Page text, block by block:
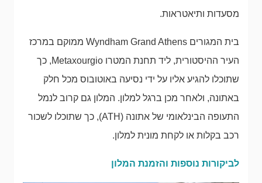
מסעדות ותיאטראות.
בית המגורים Wyndham Grand Athens ממוקם במרכז
העיר ההיסטורית, ליד תחנת המטרו Metaxourgio, כך
שתוכלו להגיע אליו על ידי נסיעה באוטובוס מכל חלק
באתונה, ולאחר מכן ברגל למלון. המלון גם קרוב לנמל
התעופה הבינלאומי של אתונה (ATH), כך שתוכלו לשכור
רכב בקלות או לקחת מונית למלון.
לביקורות נוספות והזמנת המלון